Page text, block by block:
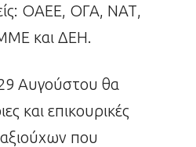
ΟΑΕΕ, ΟΓΑ, ΝΑΤ,
και ΔΕΗ.
Αυγούστου θα
και επικουρικές
που